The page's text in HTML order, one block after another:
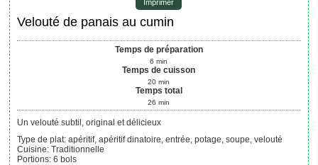
Imprimer
Velouté de panais au cumin
Temps de préparation
6 min
Temps de cuisson
20 min
Temps total
26 min
Un velouté subtil, original et délicieux
Type de plat: apéritif, apéritif dinatoire, entrée, potage, soupe, velouté
Cuisine: Traditionnelle
Portions:6 bols